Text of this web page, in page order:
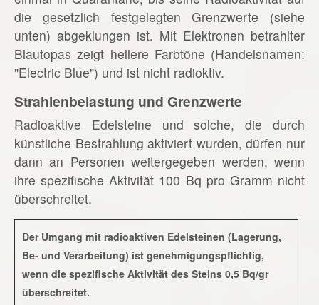
die gesetzlich festgelegten Grenzwerte (siehe
unten) abgeklungen ist. Mit Elektronen betrahlter
Blautopas zeigt hellere Farbtöne (Handelsnamen:
"Electric Blue") und ist nicht radioktiv.
Strahlenbelastung und Grenzwerte
Radioaktive Edelsteine und solche, die durch
künstliche Bestrahlung aktiviert wurden, dürfen nur
dann an Personen weitergegeben werden, wenn
ihre spezifische Aktivität 100 Bq pro Gramm nicht
überschreitet.
Der Umgang mit radioaktiven Edelsteinen (Lagerung,
Be- und Verarbeitung) ist genehmigungspflichtig,
wenn die spezifische Aktivität des Steins 0,5 Bq/gr
überschreitet.